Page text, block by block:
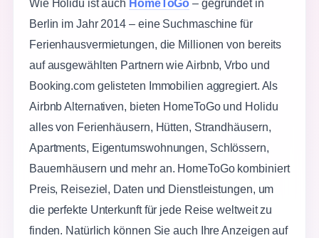
Wie Holidu ist auch HomeToGo – gegründet in
Berlin im Jahr 2014 – eine Suchmaschine für
Ferienhausvermietungen, die Millionen von bereits
auf ausgewählten Partnern wie Airbnb, Vrbo und
Booking.com gelisteten Immobilien aggregiert. Als
Airbnb Alternativen, bieten HomeToGo und Holidu
alles von Ferienhäusern, Hütten, Strandhäusern,
Apartments, Eigentumswohnungen, Schlössern,
Bauernhäusern und mehr an. HomeToGo kombiniert
Preis, Reiseziel, Daten und Dienstleistungen, um
die perfekte Unterkunft für jede Reise weltweit zu
finden. Natürlich können Sie auch Ihre Anzeigen auf